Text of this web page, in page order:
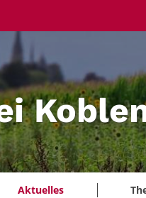
Aktuelles